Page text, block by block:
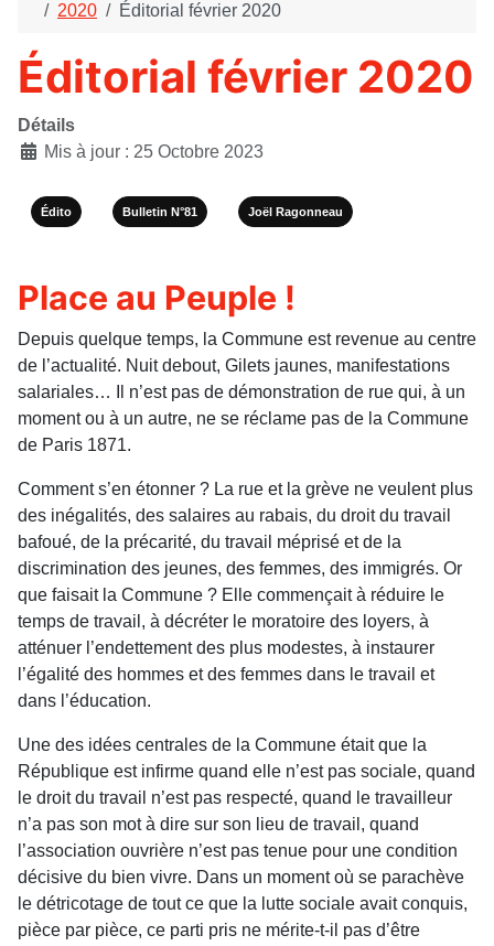
2020
Éditorial février 2020
Éditorial février 2020
Détails
Mis à jour : 25 Octobre 2023
Édito Bulletin N°81 Joël Ragonneau
Place au Peuple !
Depuis quelque temps, la Commune est revenue au centre
de l’actualité. Nuit debout, Gilets jaunes, manifestations
salariales… Il n’est pas de démonstration de rue qui, à un
moment ou à un autre, ne se réclame pas de la Commune
de Paris 1871.
Comment s’en étonner ? La rue et la grève ne veulent plus
des inégalités, des salaires au rabais, du droit du travail
bafoué, de la précarité, du travail méprisé et de la
discrimination des jeunes, des femmes, des immigrés. Or
que faisait la Commune ? Elle commençait à réduire le
temps de travail, à décréter le moratoire des loyers, à
atténuer l’endettement des plus modestes, à instaurer
l’égalité des hommes et des femmes dans le travail et
dans l’éducation.
Une des idées centrales de la Commune était que la
République est infirme quand elle n’est pas sociale, quand
le droit du travail n’est pas respecté, quand le travailleur
n’a pas son mot à dire sur son lieu de travail, quand
l’association ouvrière n’est pas tenue pour une condition
décisive du bien vivre. Dans un moment où se parachève
le détricotage de tout ce que la lutte sociale avait conquis,
pièce par pièce, ce parti pris ne mérite-t-il pas d’être